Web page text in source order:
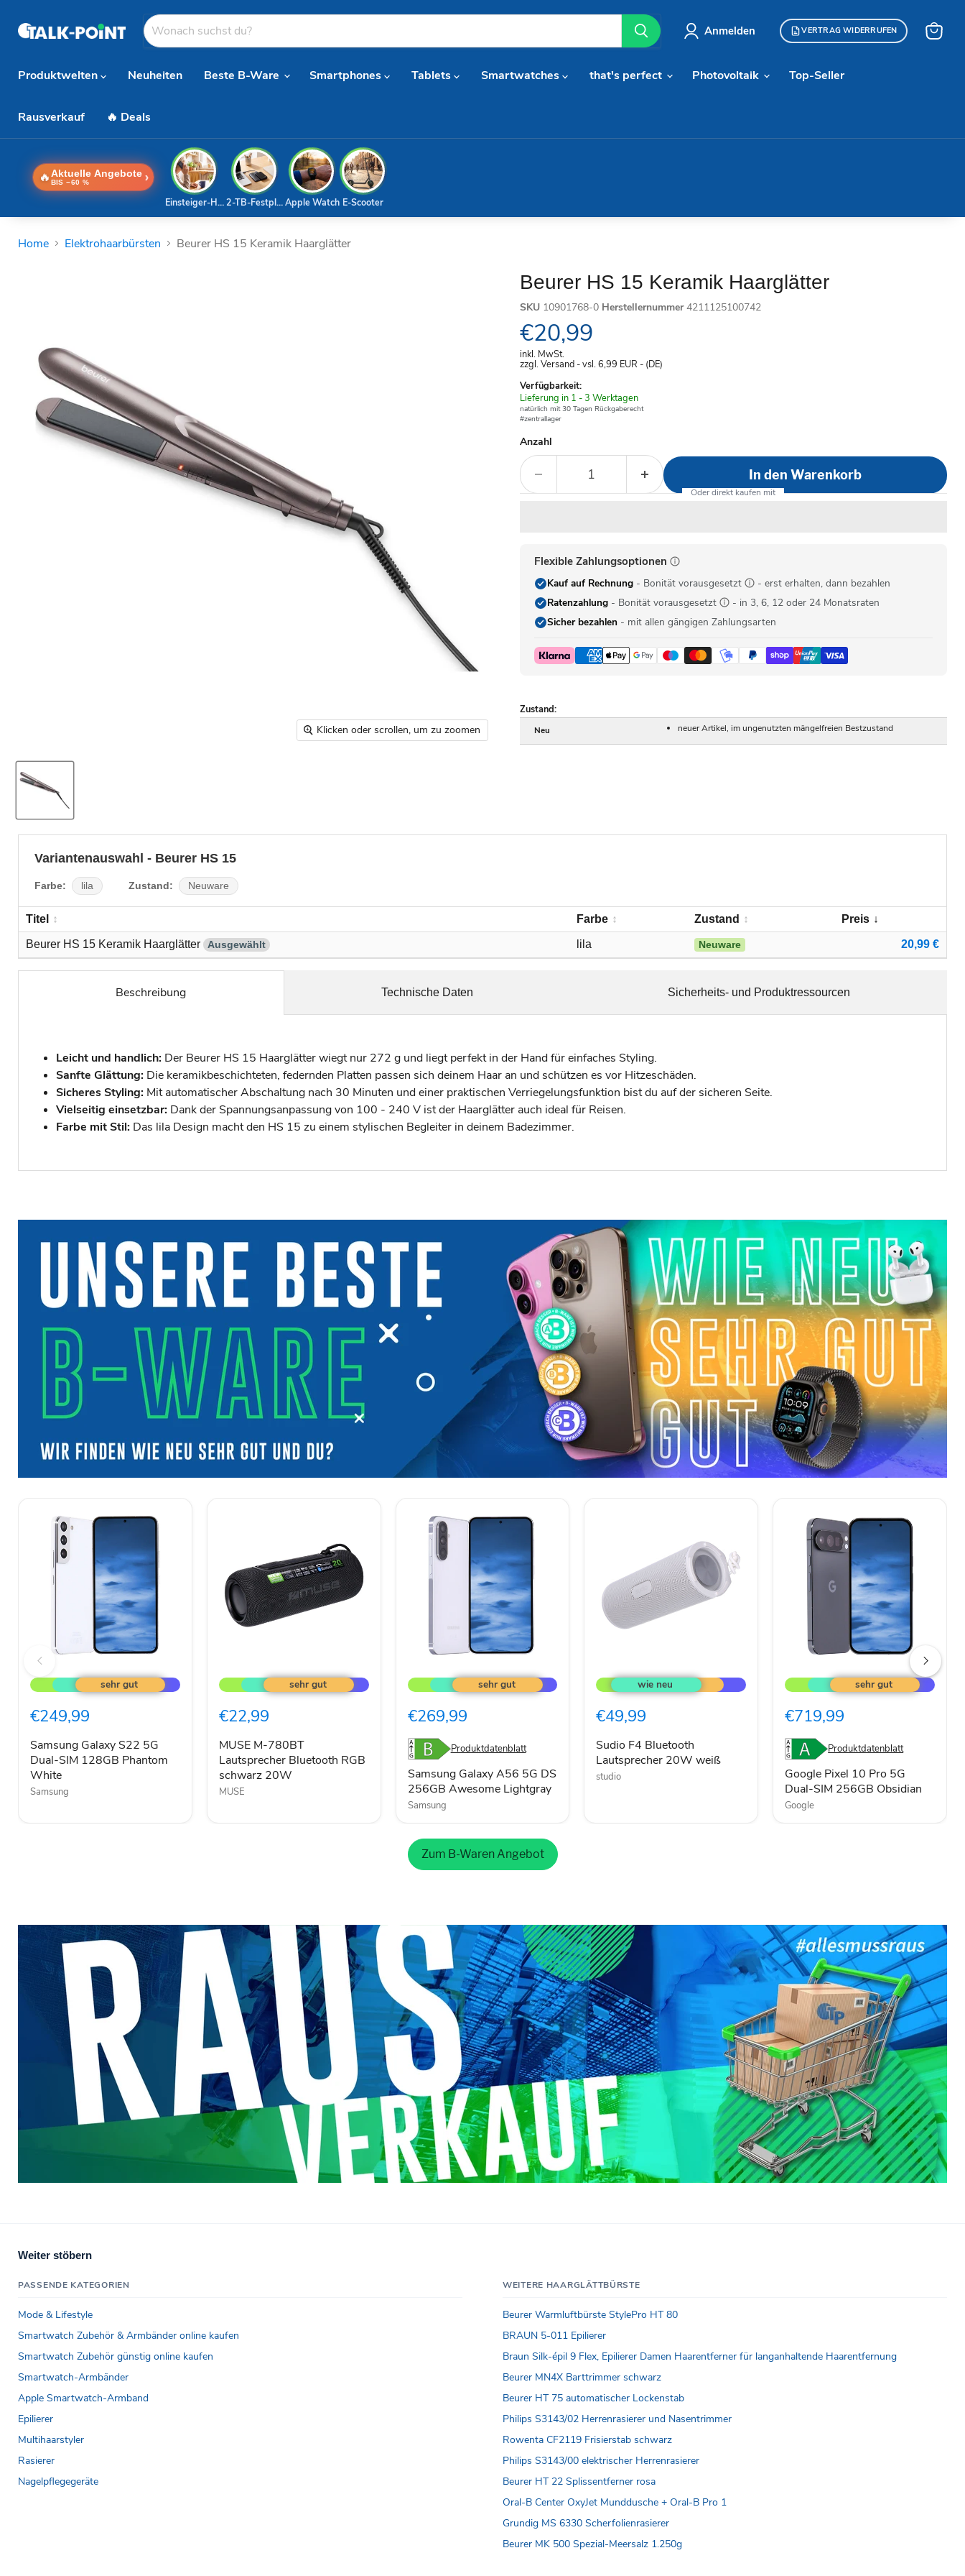
Anmelden VERTRAG WIDERRUFEN
Produktwelten
Neuheiten Beste B-Ware Smartphones Tablets Smartwatches that's perfect Photovoltaik Top-Seller
Rausverkauf 🔥 Deals
🔥 Aktuelle Angebote
BIS −60 % ›
E-Scooter
Apple Watch
2-TB-Festplatte
Einsteiger-Handy
Home Elektrohaarbürsten Beurer HS 15 Keramik Haarglätter
Klicken oder scrollen, um zu zoomen
Beurer HS 15 Keramik Haarglätter
SKU 10901768-0 Herstellernummer 4211125100742
Aktueller Preis
€20,99
inkl. MwSt.
zzgl. Versand - vsl. 6,99 EUR - (DE)
Verfügbarkeit:
Verfügbar
-
Lieferung in 1 - 3 Werktagen
natürlich mit 30 Tagen Rückgaberecht
#zentrallager
Anzahl
In den Warenkorb
Flexible Zahlungsoptionen
Kauf auf Rechnung- Bonität vorausgesetzt
- erst erhalten, dann bezahlen
Ratenzahlung- Bonität vorausgesetzt
- in 3, 6, 12 oder 24 Monatsraten
Sicher bezahlen- mit allen gängigen Zahlungsarten
Zustand:
Neu neuer Artikel, im ungenutzten mängelfreien Bestzustand
Variantenauswahl - Beurer HS 15
Farbe: lila Zustand: Neuware
Titel Farbe Zustand Preis
Beurer HS 15 Keramik Haarglätter Ausgewählt lila Neuware 20,99 €
Beschreibung
Leicht und handlich: Der Beurer HS 15 Haarglätter wiegt nur 272 g und liegt perfekt in der Hand für einfaches Styling.
Sanfte Glättung: Die keramikbeschichteten, federnden Platten passen sich deinem Haar an und schützen es vor Hitzeschäden.
Sicheres Styling: Mit automatischer Abschaltung nach 30 Minuten und einer praktischen Verriegelungsfunktion bist du auf der sicheren Seite.
Vielseitig einsetzbar: Dank der Spannungsanpassung von 100 - 240 V ist der Haarglätter auch ideal für Reisen.
Farbe mit Stil: Das lila Design macht den HS 15 zu einem stylischen Begleiter in deinem Badezimmer.
Technische Daten Sicherheits- und Produktressourcen
Samsung
Galaxy
S22
Dual-
128GB
Phantom
White
€249,99
Samsung Galaxy S22 5G
Dual-SIM 128GB Phantom
White
Samsung
M-
780BT
Bluetooth
schwarz
20W
€22,99
MUSE M-780BT
Lautsprecher Bluetooth RGB
schwarz 20W
MUSE
Galaxy
A56
DS
Awesome
Lightgray
€269,99
Produktdatenblatt
Samsung Galaxy A56 5G DS
256GB Awesome Lightgray
Samsung
F4
Bluetooth
20W
€49,99
Sudio F4 Bluetooth
Lautsprecher 20W weiß
studio
Pixel
10
5G
SIM
256GB
Obsidian
€719,99
Produktdatenblatt
Google Pixel 10 Pro 5G
Dual-SIM 256GB Obsidian
Google
Zum B-Waren Angebot
Weiter stöbern
PASSENDE KATEGORIEN
Mode & Lifestyle
Smartwatch Zubehör & Armbänder online kaufen
Smartwatch Zubehör günstig online kaufen
Smartwatch-Armbänder
Apple Smartwatch-Armband
Epilierer
Multihaarstyler
Rasierer
Nagelpflegegeräte
WEITERE HAARGLÄTTBÜRSTE
Beurer Warmluftbürste StylePro HT 80
BRAUN 5-011 Epilierer
Braun Silk-épil 9 Flex, Epilierer Damen Haarentferner für langanhaltende Haarentfernung
Beurer MN4X Barttrimmer schwarz
Beurer HT 75 automatischer Lockenstab
Philips S3143/02 Herrenrasierer und Nasentrimmer
Rowenta CF2119 Frisierstab schwarz
Philips S3143/00 elektrischer Herrenrasierer
Beurer HT 22 Splissentferner rosa
Oral-B Center OxyJet Munddusche + Oral-B Pro 1
Grundig MS 6330 Scherfolienrasierer
Beurer MK 500 Spezial-Meersalz 1.250g